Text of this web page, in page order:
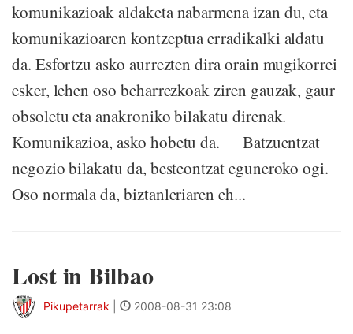
komunikazioak aldaketa nabarmena izan du, eta
komunikazioaren kontzeptua erradikalki aldatu
da. Esfortzu asko aurrezten dira orain mugikorrei
esker, lehen oso beharrezkoak ziren gauzak, gaur
obsoletu eta anakroniko bilakatu direnak.
Komunikazioa, asko hobetu da. Batzuentzat
negozio bilakatu da, besteontzat eguneroko ogi.
Oso normala da, biztanleriaren eh...
Lost in Bilbao
Pikupetarrak 2008-08-31 23:08